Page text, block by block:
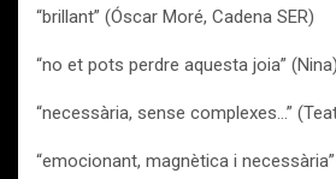
“brillant” (Óscar Moré, Cadena SER)
“no et pots perdre aquesta joia” (Nina)
“necessària, sense complexes…”
“emocionant, magnètica i